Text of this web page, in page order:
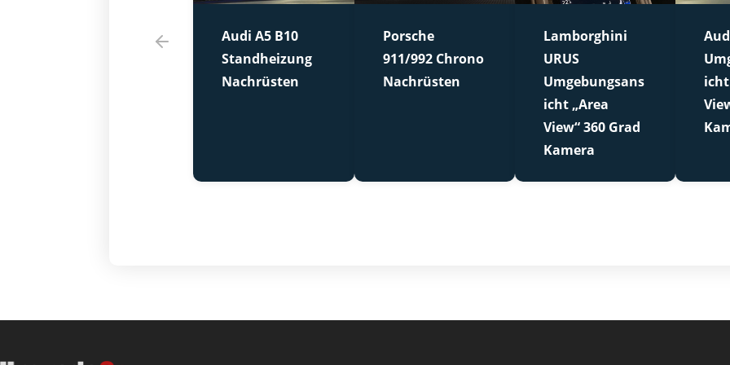
Audi A5 B10
Standheizung
Nachrüsten
Porsche
911/992 Chrono
Nachrüsten
Lamborghini
URUS
Umgebungsans
icht „Area
View“ 360 Grad
Kamera